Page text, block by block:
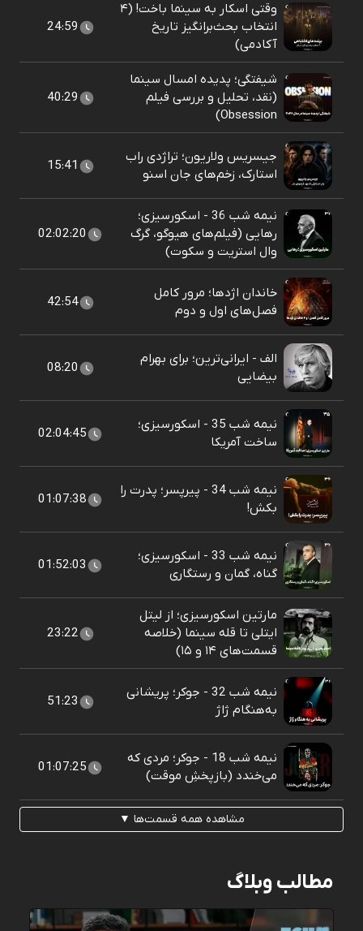
وقتی اسکار به سینما باخت! (۴
انتخاب بحث‌برانگیز تاریخ
آکادمی)
24:59
شیفتگی؛ پدیده امسال سینما
(نقد، تحلیل و بررسی فیلم
Obsession)
40:29
جیسریس ولاریون؛ تراژدی راب
استارک، زخم‌های جان اسنو
15:41
نیمه شب 36 - اسکورسیزی؛
رهایی (فیلم‌های هیوگو، گرگ
وال استریت و سکوت)
02:02:20
خاندان اژدها؛ مرور کامل
فصل‌های اول و دوم
42:54
الف - ایرانی‌ترین؛ برای بهرام
بیضایی
08:20
نیمه شب 35 - اسکورسیزی؛
ساخت آمریکا
02:04:45
نیمه شب 34 - پیرپسر؛ پدرت را
بکش!
01:07:38
نیمه شب 33 - اسکورسیزی؛
گناه، گمان و رستگاری
01:52:03
مارتین اسکورسیزی؛ از لیتل
ایتلی تا قله سینما (خلاصه
قسمت‌های ۱۴ و ۱۵)
23:22
نیمه شب 32 - جوکر؛ پریشانی
به‌هنگام ژاژ
51:23
نیمه شب 18 - جوکر؛ مردی که
می‌خندد (بازپخشِ موقت)
01:07:25
مشاهده همه قسمت‌ها ▼
مطالب وبلاگ